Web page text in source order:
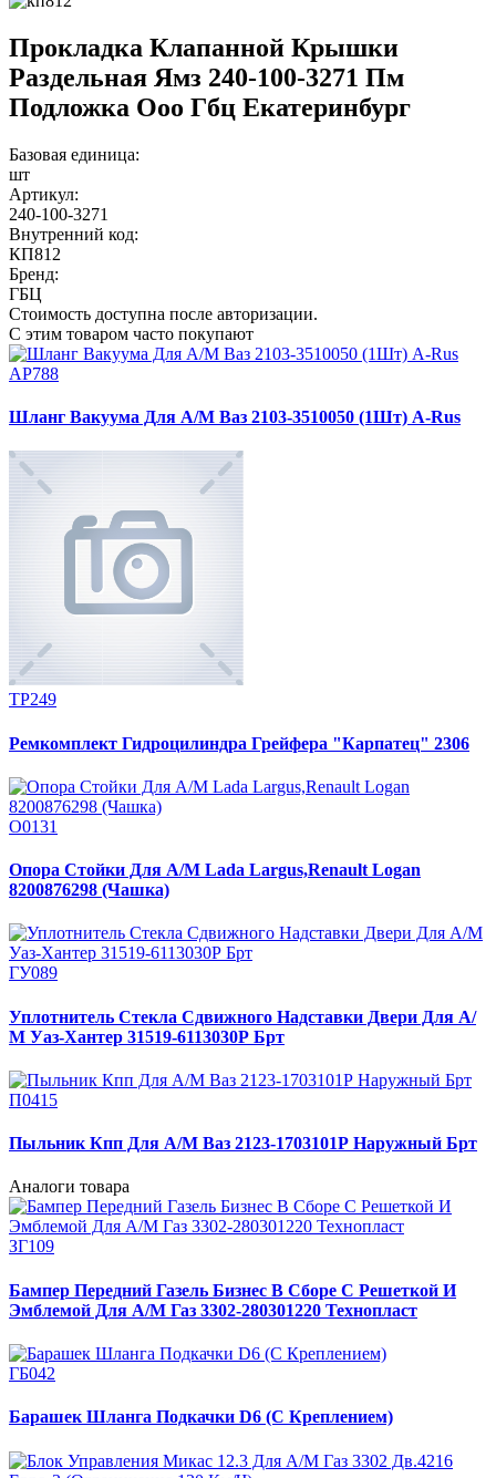
Прокладка Клапанной Крышки
Раздельная Ямз 240-100-3271 Пм
Подложка Ооо Гбц Екатеринбург
Базовая единица:
шт
Артикул:
240-100-3271
Внутренний код:
КП812
Бренд:
ГБЦ
Стоимость доступна после авторизации.
С этим товаром часто покупают
АР788
Шланг Вакуума Для А/М Ваз 2103-3510050 (1Шт) A-Rus
ТР249
Ремкомплект Гидроцилиндра Грейфера "Карпатец" 2306
О0131
Опора Стойки Для А/М Lada Largus,Renault Logan
8200876298 (Чашка)
ГУ089
Уплотнитель Стекла Сдвижного Надставки Двери Для А/
М Уаз-Хантер 31519-6113030Р Брт
П0415
Пыльник Кпп Для А/М Ваз 2123-1703101Р Наружный Брт
Аналоги товара
ЗГ109
Бампер Передний Газель Бизнес В Сборе С Решеткой И
Эмблемой Для А/М Газ 3302-280301220 Технопласт
ГБ042
Барашек Шланга Подкачки D6 (С Креплением)